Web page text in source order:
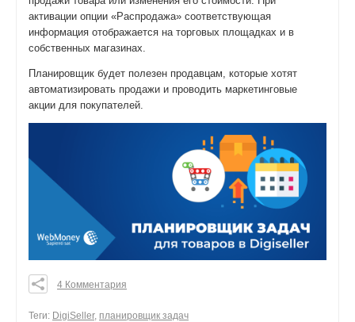
активации опции «Распродажа» соответствующая
информация отображается на торговых площадках и в
собственных магазинах.
Планировщик будет полезен продавцам, которые хотят
автоматизировать продажи и проводить маркетинговые
акции для покупателей.
0
4 Комментария
Теги: DigiSeller, планировщик задач